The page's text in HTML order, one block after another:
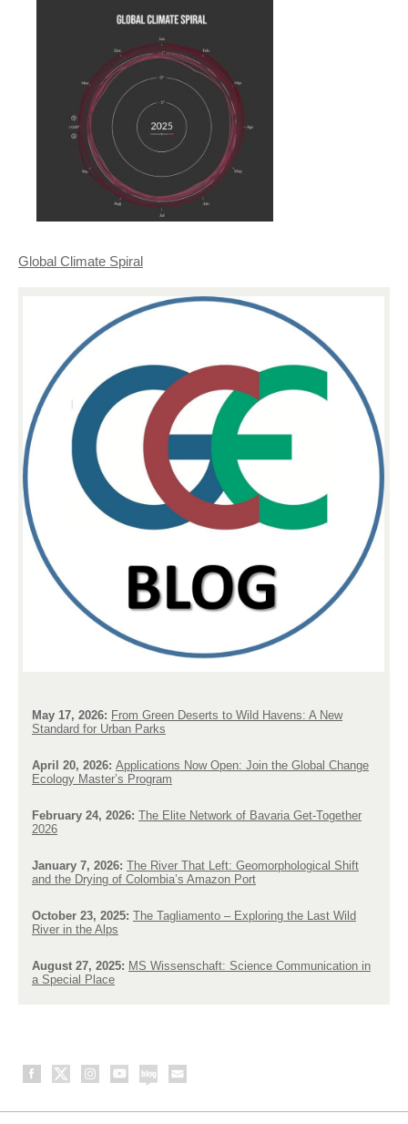
Global Climate Spiral
May 17, 2026: From Green Deserts to Wild Havens: A New
Standard for Urban Parks
April 20, 2026: Applications Now Open: Join the Global Change
Ecology Master’s Program
February 24, 2026: The Elite Network of Bavaria Get-Together
2026
January 7, 2026: The River That Left: Geomorphological Shift
and the Drying of Colombia’s Amazon Port
October 23, 2025: The Tagliamento – Exploring the Last Wild
River in the Alps
August 27, 2025: MS Wissenschaft: Science Communication in
a Special Place